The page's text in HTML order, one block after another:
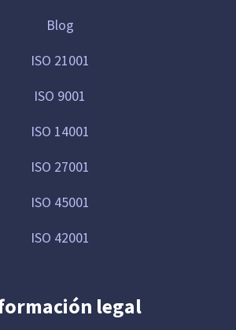
Blog
ISO 21001
ISO 9001
ISO 14001
ISO 27001
ISO 45001
ISO 42001
legal